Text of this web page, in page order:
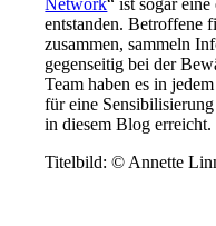
entstanden. Betroffene
zusammen, sammeln
gegenseitig bei der
Team haben es in
für eine
in diesem Blog erreicht.
Titelbild: © Annette